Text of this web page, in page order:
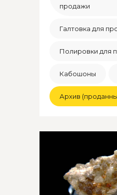
продажи
Галтовка для
Полировки для
Кабошоны
Архив